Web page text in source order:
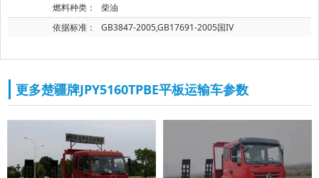
燃料种类：
柴油
依据标准：
GB3847-2005,GB17691-2005国IV
更多楚疆牌JPY5160TPBE平板运输车参数